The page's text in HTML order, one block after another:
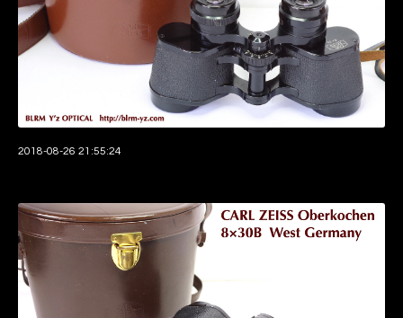
2018-08-26 21:55:24